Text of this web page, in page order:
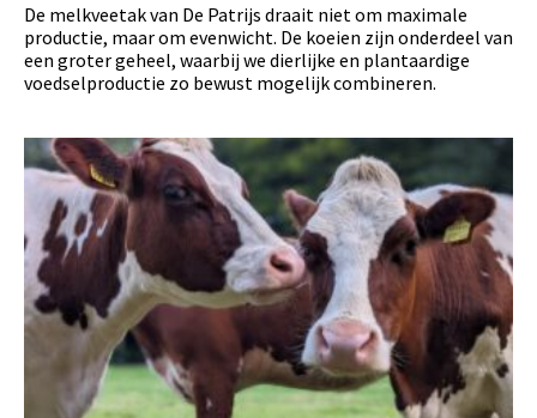
De melkveetak van De Patrijs draait niet om maximale
productie, maar om evenwicht. De koeien zijn onderdeel van
een groter geheel, waarbij we dierlijke en plantaardige
voedselproductie zo bewust mogelijk combineren.